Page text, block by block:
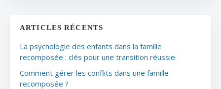
ARTICLES RÉCENTS
La psychologie des enfants dans la famille
recomposée : clés pour une transition réussie
Comment gérer les conflits dans une famille
recomposée ?